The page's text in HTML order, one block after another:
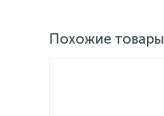
Похожие товары